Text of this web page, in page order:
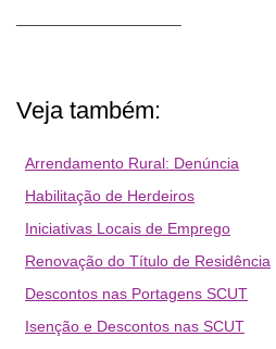
Veja também:
Arrendamento Rural: Denúncia
Habilitação de Herdeiros
Iniciativas Locais de Emprego
Renovação do Título de Residência
Descontos nas Portagens SCUT
Isenção e Descontos nas SCUT